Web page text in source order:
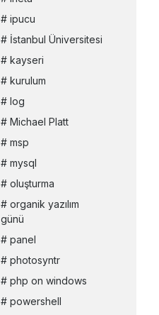
ipucu
İstanbul Üniversitesi
kayseri
kurulum
log
Michael Platt
msp
mysql
oluşturma
organik yazılım
günü
panel
photosyntr
php on windows
powershell